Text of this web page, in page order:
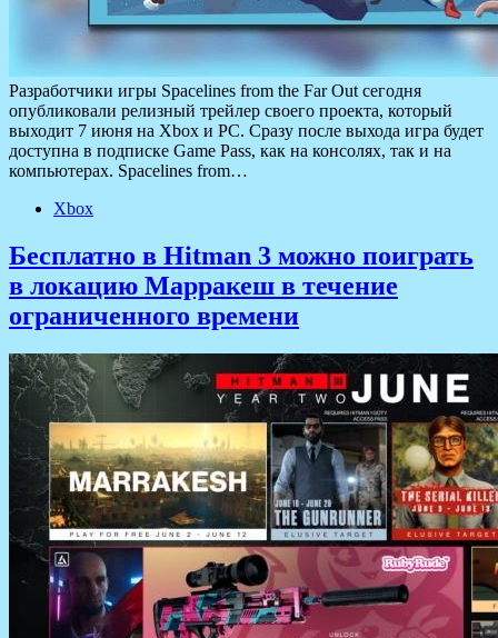
Разработчики игры Spacelines from the Far Out сегодня
опубликовали релизный трейлер своего проекта, который
выходит 7 июня на Xbox и PC. Сразу после выхода игра будет
доступна в подписке Game Pass, как на консолях, так и на
компьютерах. Spacelines from…
Xbox
Бесплатно в Hitman 3 можно поиграть
в локацию Марракеш в течение
ограниченного времени